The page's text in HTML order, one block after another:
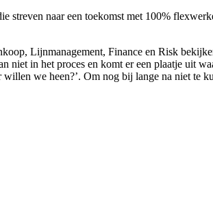
streven naar een toekomst met 100%
Lijnmanagement, Finance en Risk
niet in het proces en komt er een plaatje uit
we heen?’. Om nog bij lange na niet te